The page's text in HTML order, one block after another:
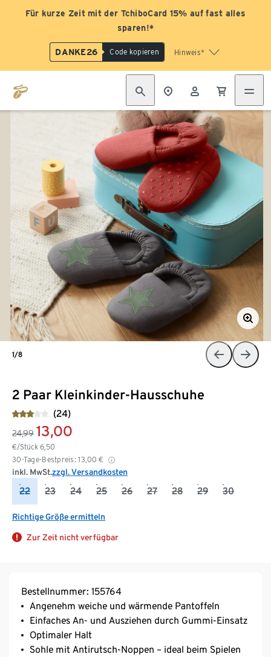
Für kurze Zeit mit der TchiboCard 15% auf fast alles
sparen!*
DANKE26 Code kopieren Hinweis*
2 Paar Kleinkinder-Hausschuhe
(24)
24,99 13,00
€/Stück 6,50
30-Tage-Bestpreis: 13,00 €
inkl. MwSt.zzgl. Versandkosten
22 23 24 25 26 27 28 29 30
Richtige Größe ermitteln
Zur Zeit nicht verfügbar
1/8
Bestellnummer: 155764
Angenehm weiche und wärmende Pantoffeln
Einfaches An- und Ausziehen durch Gummi-Einsatz
Optimaler Halt
Sohle mit Antirutsch-Noppen – ideal beim Spielen